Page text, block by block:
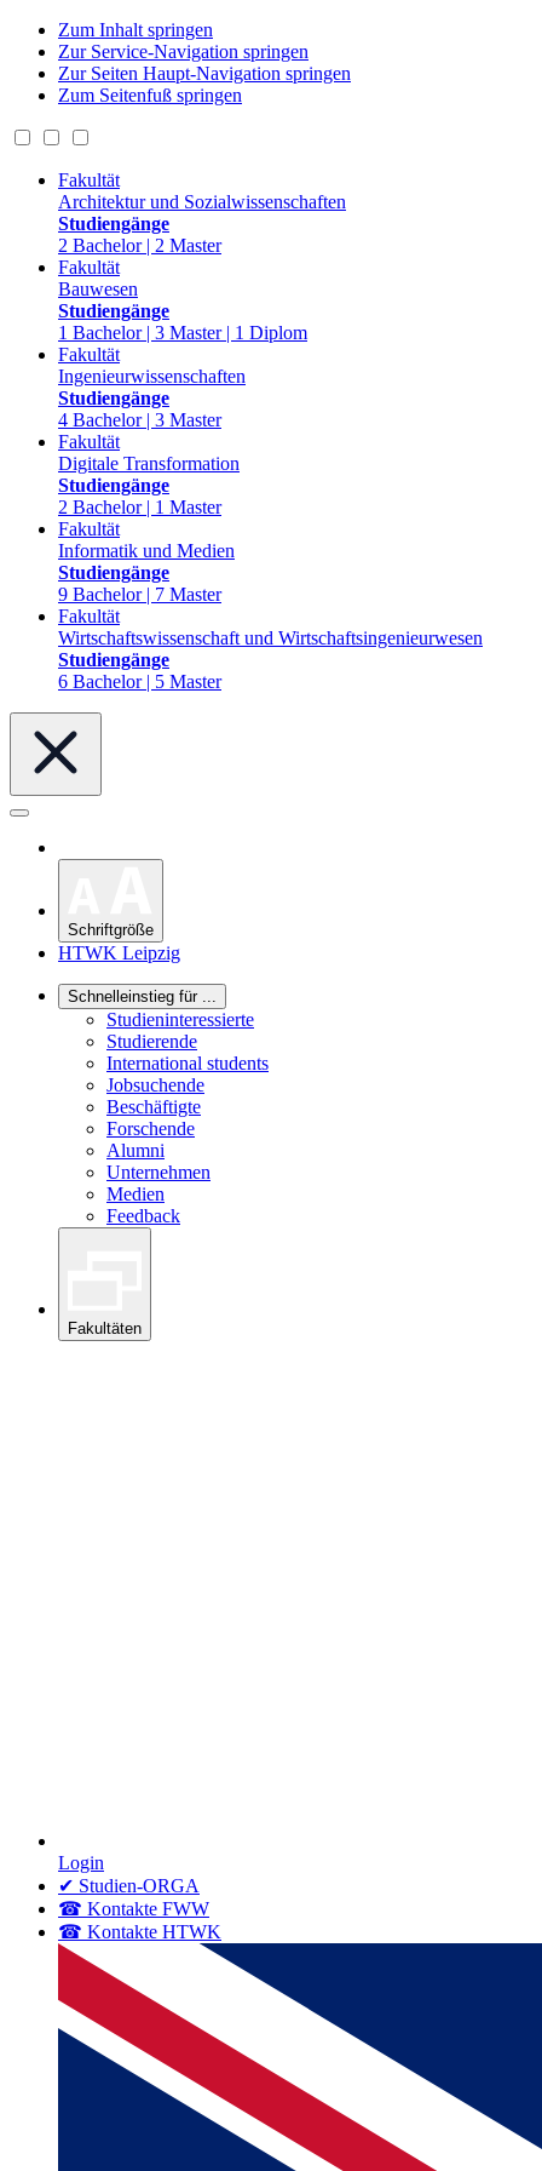
Zum Inhalt springen
Zur Service-Navigation springen
Zur Seiten Haupt-Navigation springen
Zum Seitenfuß springen
Fakultät
Architektur und Sozialwissenschaften
Studiengänge
2 Bachelor | 2 Master
Fakultät
Bauwesen
Studiengänge
1 Bachelor | 3 Master | 1 Diplom
Fakultät
Ingenieurwissenschaften
Studiengänge
4 Bachelor | 3 Master
Fakultät
Digitale Transformation
Studiengänge
2 Bachelor | 1 Master
Fakultät
Informatik und Medien
Studiengänge
9 Bachelor | 7 Master
Fakultät
Wirtschaftswissenschaft und Wirtschaftsingenieurwesen
Studiengänge
6 Bachelor | 5 Master
Schriftgröße
HTWK Leipzig
Schnelleinstieg für ...
Studieninteressierte
Studierende
International students
Jobsuchende
Beschäftigte
Forschende
Alumni
Unternehmen
Medien
Feedback
Fakultäten
Login
✔ Studien-ORGA
☎ Kontakte FWW
☎ Kontakte HTWK